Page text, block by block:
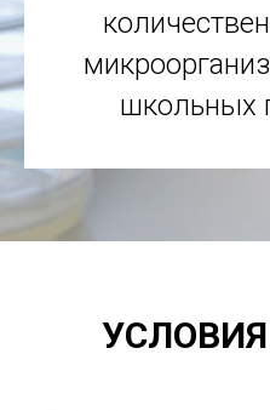
школьных